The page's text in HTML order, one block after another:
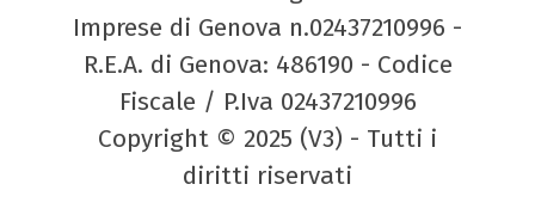
Imprese di Genova n.02437210996 -
R.E.A. di Genova: 486190 - Codice
Fiscale / P.Iva 02437210996
Copyright © 2025 (V3) - Tutti i
diritti riservati